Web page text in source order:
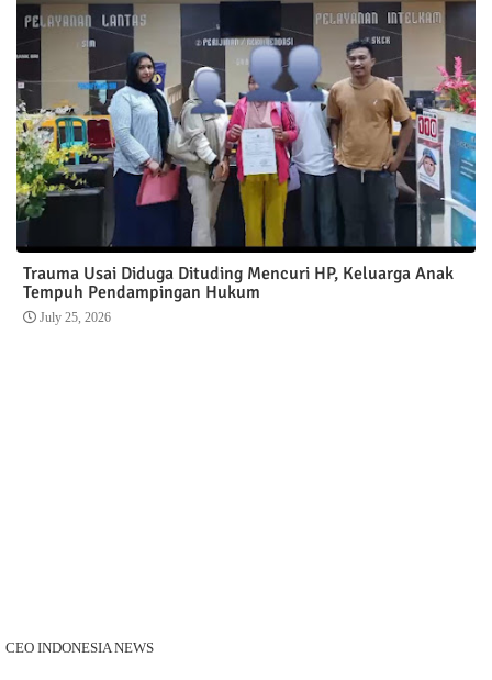
Trauma Usai Diduga Dituding Mencuri HP, Keluarga Anak
Tempuh Pendampingan Hukum
July 25, 2026
CEO INDONESIA NEWS